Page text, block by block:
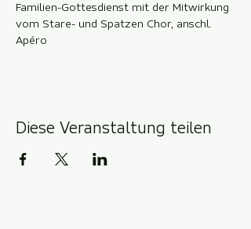
Familien-Gottesdienst mit der Mitwirkung
vom Stare- und Spatzen Chor, anschl.
Apéro
Diese Veranstaltung teilen